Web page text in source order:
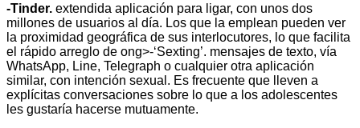
-Tinder. extendida aplicación para ligar, con unos dos
millones de usuarios al día. Los que la emplean pueden ver
la proximidad geográfica de sus interlocutores, lo que facilita
el rápido arreglo de ong>-‘Sexting’. mensajes de texto, vía
WhatsApp, Line, Telegraph o cualquier otra aplicación
similar, con intención sexual. Es frecuente que lleven a
explícitas conversaciones sobre lo que a los adolescentes
les gustaría hacerse mutuamente.